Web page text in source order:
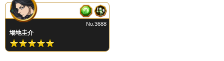
場地圭介
No.3688